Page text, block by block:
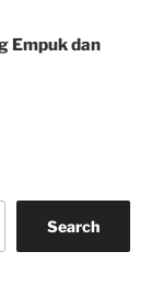
Empuk dan
Search